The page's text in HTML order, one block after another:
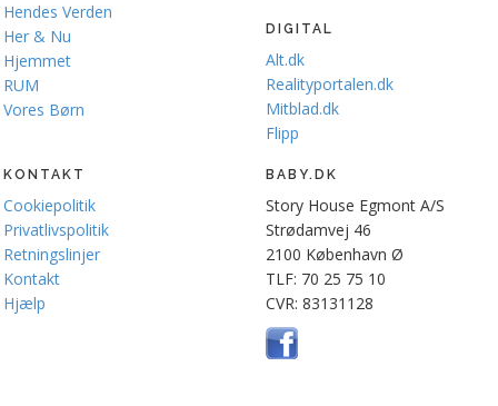
Hendes Verden
Her & Nu
Hjemmet
RUM
Vores Børn
DIGITAL
Alt.dk
Realityportalen.dk
Mitblad.dk
Flipp
KONTAKT
Cookiepolitik
Privatlivspolitik
Retningslinjer
Kontakt
Hjælp
BABY.DK
Story House Egmont A/S
Strødamvej 46
2100 København Ø
TLF: 70 25 75 10
CVR: 83131128